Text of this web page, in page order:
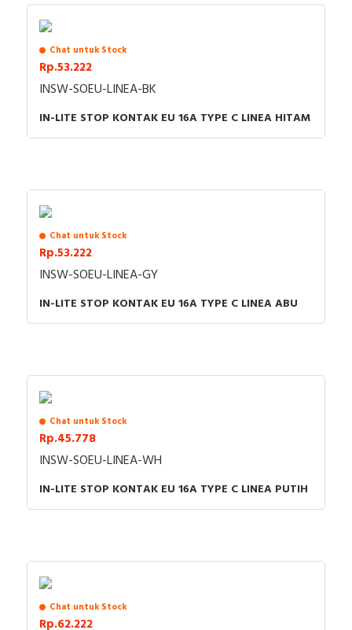
Chat untuk Stock
Rp.53.222
INSW-SOEU-LINEA-BK
IN-LITE STOP KONTAK EU 16A TYPE C LINEA HITAM
Chat untuk Stock
Rp.53.222
INSW-SOEU-LINEA-GY
IN-LITE STOP KONTAK EU 16A TYPE C LINEA ABU
Chat untuk Stock
Rp.45.778
INSW-SOEU-LINEA-WH
IN-LITE STOP KONTAK EU 16A TYPE C LINEA PUTIH
Chat untuk Stock
Rp.62.222